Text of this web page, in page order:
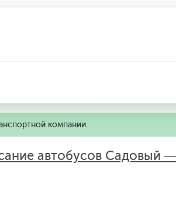
компании.
автобусов Садовый